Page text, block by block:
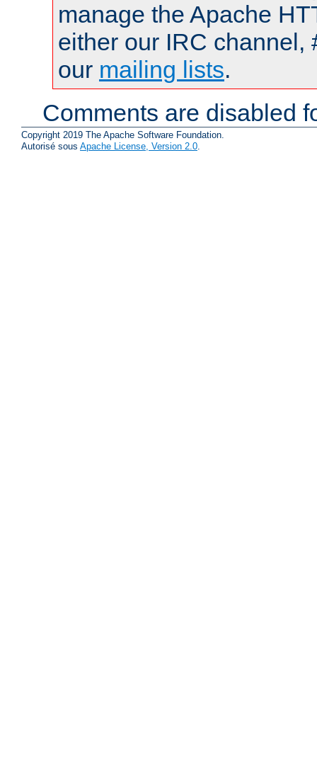
manage the Apache
either our IRC channel,
our mailing lists.
Comments are disabled
Copyright 2019 The Apache Software Foundation.
Autorisé sous Apache License, Version 2.0